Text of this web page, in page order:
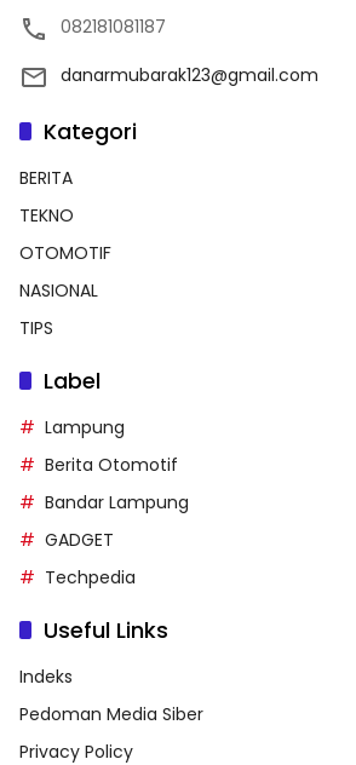
082181081187
danarmubarak123@gmail.com
Kategori
BERITA
TEKNO
OTOMOTIF
NASIONAL
TIPS
Label
Lampung
Berita Otomotif
Bandar Lampung
GADGET
Techpedia
Useful Links
Indeks
Pedoman Media Siber
Privacy Policy